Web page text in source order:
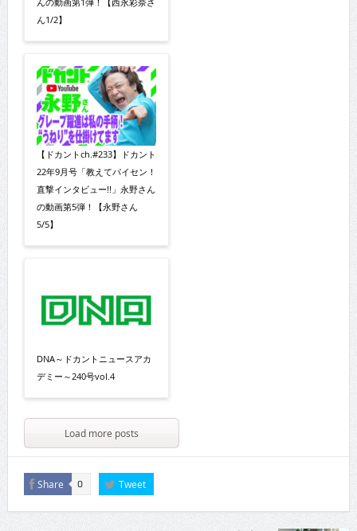
ん1/2】
【ドカントch.#233】ドカント
22年9月号「教えてパイセン！
直撃インタビュー!!」永野さん
の動画第5弾！【永野さん
5/5】
DNA～ドカントニュースアカ
デミー～240号vol.4
Load more posts
Share 0 Tweet